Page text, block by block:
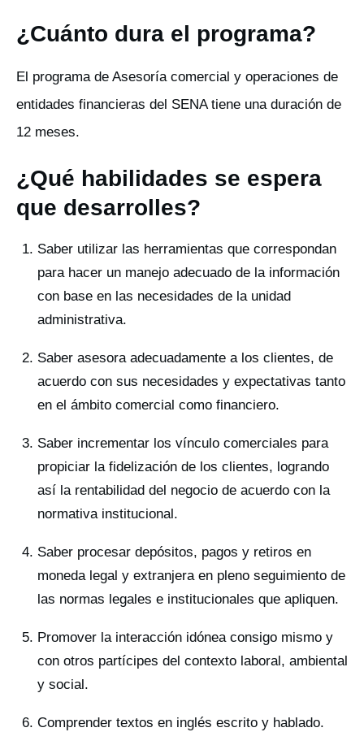
¿Cuánto dura el programa?
El programa de Asesoría comercial y operaciones de
entidades financieras del SENA tiene una duración de
12 meses.
¿Qué habilidades se espera
que desarrolles?
Saber utilizar las herramientas que correspondan
para hacer un manejo adecuado de la información
con base en las necesidades de la unidad
administrativa.
Saber asesora adecuadamente a los clientes, de
acuerdo con sus necesidades y expectativas tanto
en el ámbito comercial como financiero.
Saber incrementar los vínculo comerciales para
propiciar la fidelización de los clientes, logrando
así la rentabilidad del negocio de acuerdo con la
normativa institucional.
Saber procesar depósitos, pagos y retiros en
moneda legal y extranjera en pleno seguimiento de
las normas legales e institucionales que apliquen.
Promover la interacción idónea consigo mismo y
con otros partícipes del contexto laboral, ambiental
y social.
Comprender textos en inglés escrito y hablado.